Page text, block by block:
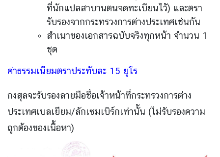
น
ไ
ย
-
ที่นักแปลสาบานตนจดทะเบียนไว้) และตรา
รับรองจากกระทรวงการต่างประเทศเช่นกัน
สำเนาของเอกสารฉบับจริงทุกหน้า จำนวน 1
ชุด
ค่าธรรมเนียมตราประทับละ 15 ยูโร
กงสุลจะรับรองลายมือชื่อเจ้าหน้าที่กระทรวงการต่าง
ประเทศเบลเยียม/ลักเซมเบิร์กเท่านั้น (ไม่รับรองความ
ถูกต้องของเนื้อหา)